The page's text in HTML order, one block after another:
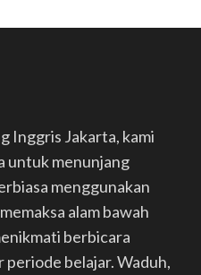
Inggris Jakarta, kami
untuk menunjang
menggunakan
alam bawah
berbicara
periode belajar. Waduh,